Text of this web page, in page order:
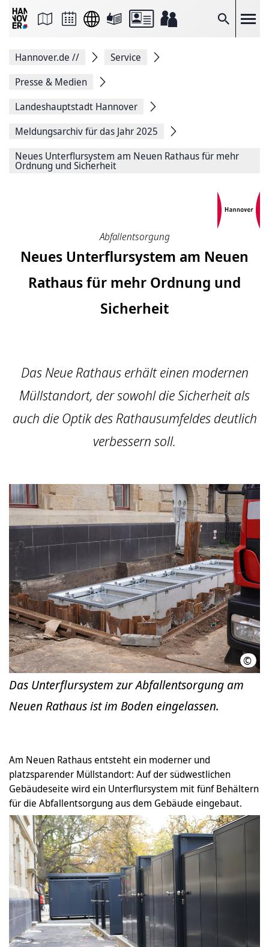
Suche
Seite
Facebook
teilen
Seitenlink
Seite
Hannover.de //
Service
Presse & Medien
Landeshauptstadt Hannover
Meldungsarchiv für das Jahr 2025
Neues Unterflursystem am Neuen Rathaus für mehr
Ordnung und Sicherheit
Abfallentsorgung
Neues Unterflursystem am Neuen
Rathaus für mehr Ordnung und
Sicherheit
Das Neue Rathaus erhält einen modernen
´Müllstandort, der sowohl die Sicherheit als
auch die Optik des Rathausumfeldes deutlich
verbessern soll.
© LHH
Das Unterflursystem zur Abfallentsorgung am
Neuen Rathaus ist im Boden eingelassen.
Am Neuen Rathaus entsteht ein moderner und
platzsparender Müllstandort: Auf der südwestlichen
Gebäudeseite wird ein Unterflursystem mit fünf Behältern
für die Abfallentsorgung aus dem Gebäude eingebaut.